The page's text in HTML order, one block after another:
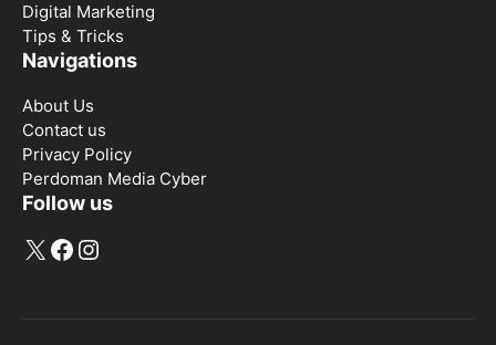
Digital Marketing
Tips & Tricks
Navigations
About Us
Contact us
Privacy Policy
Perdoman Media Cyber
Follow us
X Facebook
Instagram